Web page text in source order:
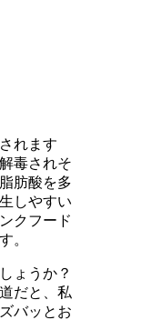
れます
毒されそ
肪酸を多
しやすい
クフード
。
ょうか？
だと、私
バッとお